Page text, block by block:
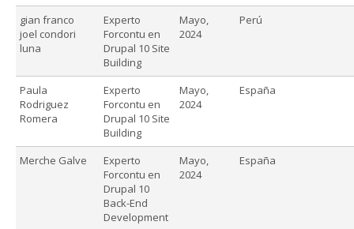
gian franco
joel condori
luna
Experto
Forcontu en
Drupal 10 Site
Building
Mayo,
2024
Perú
Paula
Rodriguez
Romera
Experto
Forcontu en
Drupal 10 Site
Building
Mayo,
2024
España
Merche Galve
Experto
Forcontu en
Drupal 10
Back-End
Development
Mayo,
2024
España